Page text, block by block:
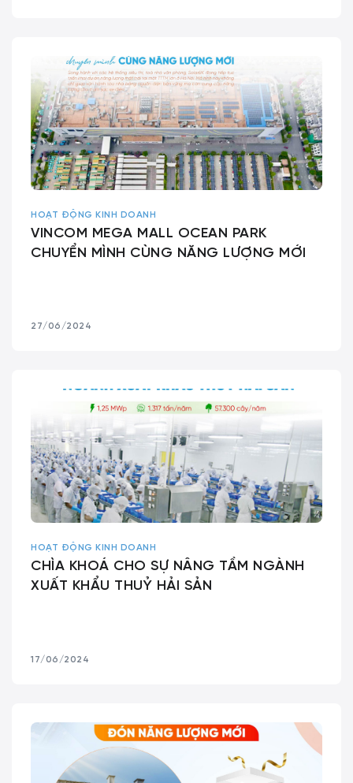
HOẠT ĐỘNG KINH DOANH
VINCOM MEGA MALL OCEAN PARK
CHUYỂN MÌNH CÙNG NĂNG LƯỢNG MỚI
27/06/2024
HOẠT ĐỘNG KINH DOANH
CHÌA KHOÁ CHO SỰ NÂNG TẦM NGÀNH
XUẤT KHẨU THUỶ HẢI SẢN
17/06/2024